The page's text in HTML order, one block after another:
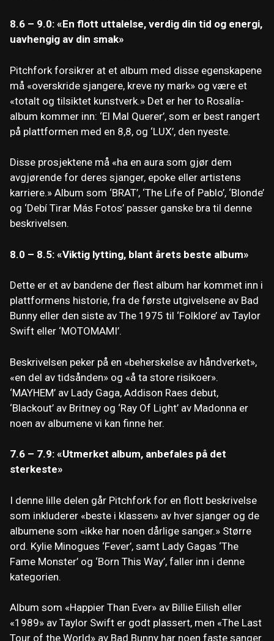
8.6 – 9.0: «En flott uttalelse, verdig din tid og energi,
uavhengig av din smak»
Pitchfork forsikrer at et album med disse egenskapene
må «overskride sjangere, kreve ny mark» og være et
«totalt og tilsiktet kunstverk.» Det er her to Rosalía-
album kommer inn: ‘El Mal Querer’, som er best rangert
på plattformen med en 8,8, og ‘LUX’, den nyeste.
Disse prosjektene må «ha en aura som gjør dem
avgjørende for deres sjanger, epoke eller artistens
karriere.» Album som ‘BRAT’, ‘The Life of Pablo’, ‘Blonde’
og ‘Debí Tirar Más Fotos’ passer ganske bra til denne
beskrivelsen.
8.0 – 8.5: «Viktig lytting, blant årets beste album»
Dette er et av bandene der flest album har kommet inn i
plattformens historie, fra de første utgivelsene av Bad
Bunny eller den siste av The 1975 til ‘Folklore’ av Taylor
Swift eller ‘MOTOMAMI’.
Beskrivelsen peker på en «beherskelse av håndverket»,
«en del av tidsånden» og «å ta store risikoer».
‘MAYHEM’ av Lady Gaga, Addison Raes debut,
‘Blackout’ av Britney og ‘Ray Of Light’ av Madonna er
noen av albumene vi kan finne her.
7.6 – 7.9: «Utmerket album, anbefales på det
sterkeste»
I denne lille delen går Pitchfork for en flott beskrivelse
som inkluderer «beste i klassen» av hver sjanger og de
albumene som «ikke har noen dårlige sanger.» Større
ord. Kylie Minogues ‘Fever’, samt Lady Gagas ‘The
Fame Monster’ og ‘Born This Way’, faller inn i denne
kategorien.
Album som «Happier Than Ever» av Billie Eilish eller
«1989» av Taylor Swift er godt plassert, men «The Last
Tour of the World» av Bad Bunny har noen faste sanger.